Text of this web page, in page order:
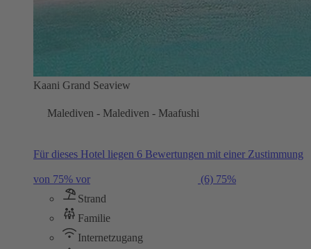
Kaani Grand Seaview
Malediven - Malediven - Maafushi
Für dieses Hotel liegen 6 Bewertungen mit einer Zustimmung
von 75% vor (6) 75%
Strand
Familie
Internetzugang